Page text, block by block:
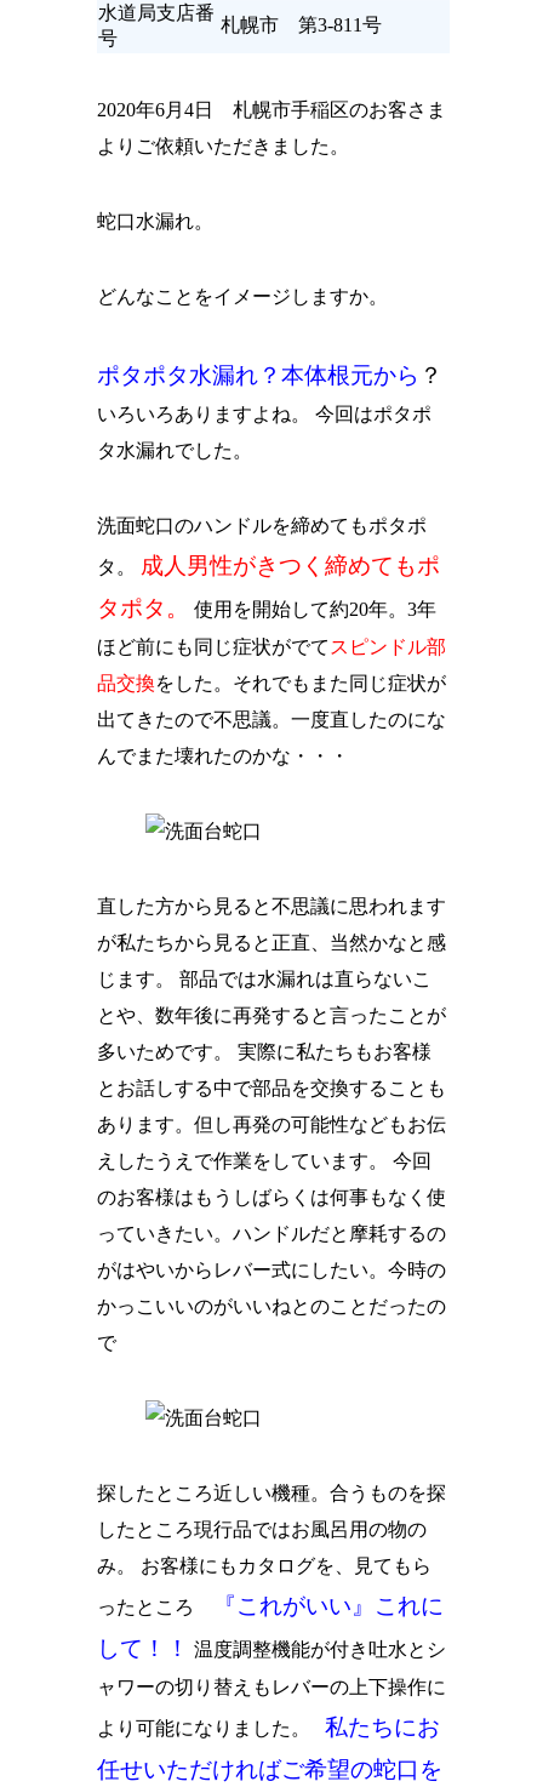
水道局支店番
号
札幌市 第3-811号
2020年6月4日 札幌市手稲区のお客さま
よりご依頼いただきました。
蛇口水漏れ。
どんなことをイメージしますか。
ポタポタ水漏れ？本体根元から ？
いろいろありますよね。 今回はポタポ
タ水漏れでした。
洗面蛇口のハンドルを締めてもポタポ
タ。
成人男性がきつく締めてもポ
タポタ。
使用を開始して約20年。3年
ほど前にも同じ症状がでて スピンドル部
品交換をした。それでもまた同じ症状が
出てきたので不思議。一度直したのにな
んでまた壊れたのかな・・・
直した方から見ると不思議に思われます
が私たちから見ると正直、当然かなと感
じます。 部品では水漏れは直らないこ
とや、数年後に再発すると言ったことが
多いためです。 実際に私たちもお客様
とお話しする中で部品を交換することも
あります。但し再発の可能性などもお伝
えしたうえで作業をしています。 今回
のお客様はもうしばらくは何事もなく使
っていきたい。ハンドルだと摩耗するの
がはやいからレバー式にしたい。今時の
かっこいいのがいいねとのことだったの
で
探したところ近しい機種。合うものを探
したところ現行品ではお風呂用の物の
み。 お客様にもカタログを、見てもら
ったところ
『これがいい』これに
して！！
温度調整機能が付き吐水とシ
ャワーの切り替えもレバーの上下操作に
より可能になりました。私たちにお
任せいただければご希望の蛇口を